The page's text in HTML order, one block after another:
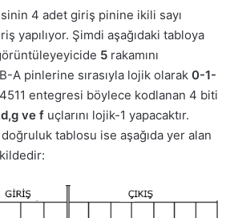
4 adet giriş pinine ikili sayı
yapılıyor. Şimdi aşağıdaki tabloya
5 rakamını
A pinlerine sırasıyla lojik olarak 0-1-
entegresi böylece kodlanan 4 biti
ve f uçlarını lojik-1 yapacaktır.
tablosu ise aşağıda yer alan